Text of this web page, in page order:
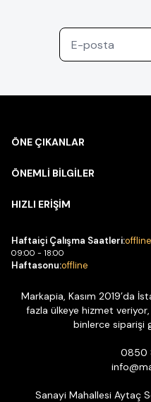
ÖNE ÇIKANLAR
ÖNEMLİ BİLGİLER
HIZLI ERİŞİM
Haftaiçi Çalışma Saatleri:offline
09:00 - 18:00
Haftasonu:offline
Markapia, Kasım 2019’da
fazla ülkeye hizmet veriyor,
binlerce siparişi
0850
Sanayi Mahallesi Aytaç